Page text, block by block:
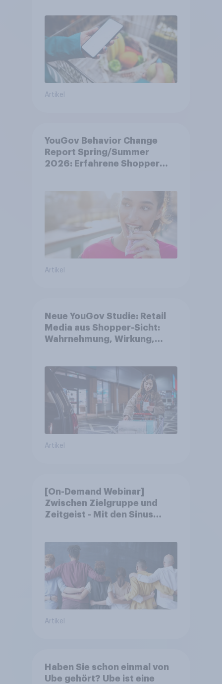
Artikel
YouGov Behavior Change
Report Spring/Summer
2026: Erfahrene Shopper
Artikel
Neue YouGov Studie: Retail
Media aus Shopper-Sicht:
Wahrnehmung, Wirkung,
Artikel
[On-Demand Webinar]
Zwischen Zielgruppe und
Zeitgeist - Mit den Sinus
Artikel
Haben Sie schon einmal von
Ube gehört? Ube ist eine